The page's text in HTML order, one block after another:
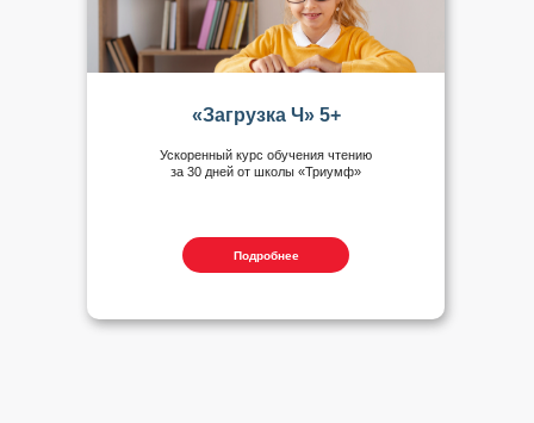
Ускоренный курс обучения чтению
за 30 дней от школы «Триумф»
«Загрузка Ч» 5+
Подробнее